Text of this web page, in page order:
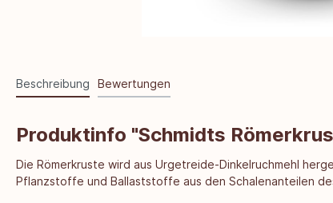
Beschreibung Bewertungen
Produktinfo "Schmidts
Die Römerkruste wird aus Urgetreide-Dinkelruchmehl
Pflanzstoffe und Ballaststoffe aus den Schalenanteilen